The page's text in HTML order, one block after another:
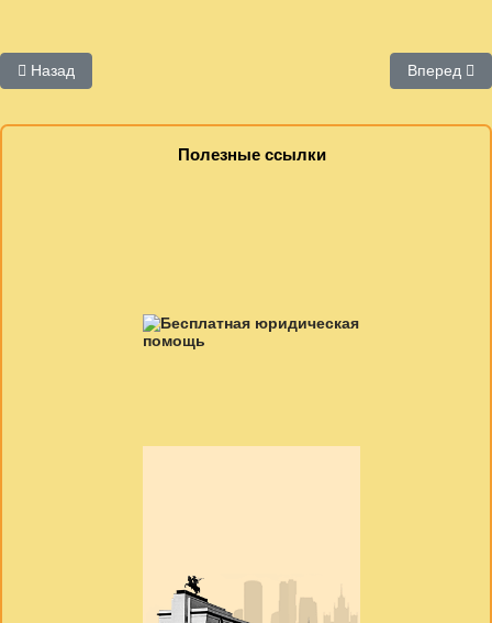
Предыдущий: Учреждения культуры Калуги
Назад Вперед
Полезные ссылки